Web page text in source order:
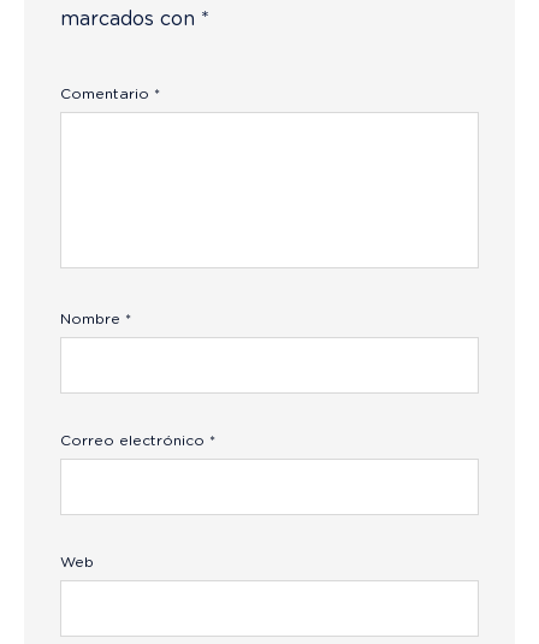
marcados con *
Comentario *
Nombre *
Correo electrónico *
Web